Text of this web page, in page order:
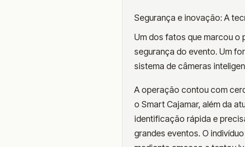
Segurança e inovação: A
Um dos fatos que marcou o
segurança do evento. Um
sistema de câmeras
A operação contou com
o Smart Cajamar, além da
identificação rápida e
grandes eventos. O